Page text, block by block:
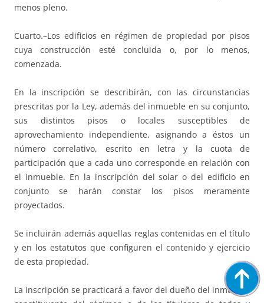
menos pleno.
Cuarto.–Los edificios en régimen de propiedad por pisos
cuya construcción esté concluida o, por lo menos,
comenzada.
En la inscripción se describirán, con las circunstancias
prescritas por la Ley, además del inmueble en su conjunto,
sus distintos pisos o locales susceptibles de
aprovechamiento independiente, asignando a éstos un
número correlativo, escrito en letra y la cuota de
participación que a cada uno corresponde en relación con
el inmueble. En la inscripción del solar o del edificio en
conjunto se harán constar los pisos meramente
proyectados.
Se incluirán además aquellas reglas contenidas en el título
y en los estatutos que configuren el contenido y ejercicio
de esta propiedad.
La inscripción se practicará a favor del dueño del inmueble